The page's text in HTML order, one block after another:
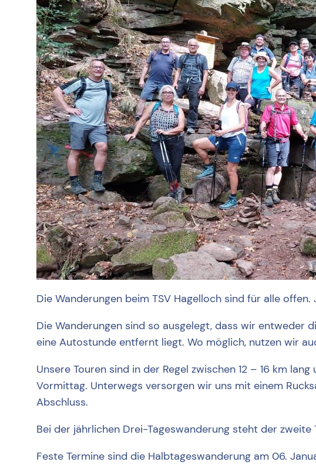
Die Wanderungen beim TSV Hagelloch sind für alle
Die Wanderungen sind so ausgelegt, dass wir entweder
eine Autostunde entfernt liegt. Wo möglich, nutzen wir
Unsere Touren sind in der Regel zwischen 12 – 16 km
Vormittag. Unterwegs versorgen wir uns mit einem
Abschluss.
Bei der jährlichen Drei-Tageswanderung steht der
Feste Termine sind die Halbtageswanderung am 06.